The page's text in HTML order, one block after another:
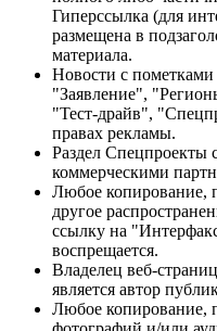
Гиперссылка (для
размещена в
материала.
Новости с
"Заявление",
"Тест-драйв",
правах рекламы.
Раздел Спецпроекты
коммерческими
Любое копирование,
другое
ссылку на
воспрещается.
Владелец веб-
является автор
Любое копирование,